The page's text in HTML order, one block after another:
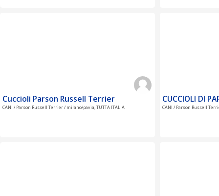
Cuccioli Parson Russell Terrier
CANI / Parson Russell Terrier / milano/pavia, TUTTA ITALIA
CUCCIOLI DI
CANI / Parson Russell